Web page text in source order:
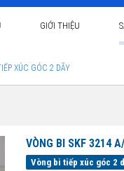
GIỚI THIỆU
XÚC GÓC 2 DÃY
VÒNG BI SKF 3214
Vòng bi tiếp xúc góc 2